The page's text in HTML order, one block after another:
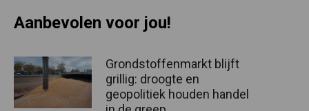
Aanbevolen voor jou!
Grondstoffenmarkt blijft
grillig: droogte en
geopolitiek houden handel